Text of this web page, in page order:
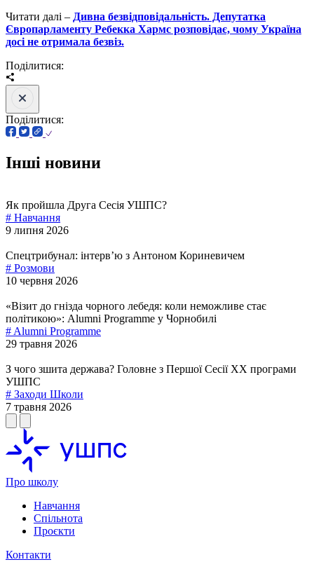
Читати далі – Дивна безвідповідальність. Депутатка
Європарламенту Ребекка Хармс розповідає, чому Україна
досі не отримала безвіз.
Поділитися:
Поділитися:
Інші новини
Як пройшла Друга Сесія УШПС?
# Навчання
9 липня 2026
Спецтрибунал: інтервʼю з Антоном Кориневичем
# Розмови
10 червня 2026
«Візит до гнізда чорного лебедя: коли неможливе стає
політикою»: Alumni Programme у Чорнобилі
# Alumni Programme
29 травня 2026
З чого зшита держава? Головне з Першої Сесії ХХ програми
УШПС
# Заходи Школи
7 травня 2026
Про школу
Навчання
Спільнота
Проєкти
Контакти